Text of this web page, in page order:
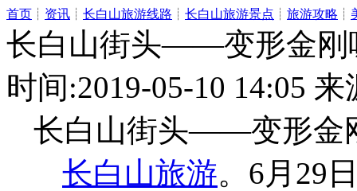
首页 ┊ 资讯 ┊ 长白山旅游线路 ┊ 长白山旅游景点 ┊ 旅游攻略 ┊
长白山街头——变形金刚
时间:2019-05-10 14:05
长白山街头——变形金
长白山旅游。6月29